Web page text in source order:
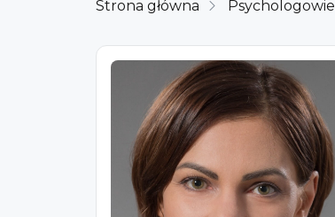
Strona główna Psychologowie